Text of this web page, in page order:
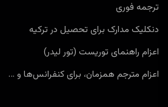
ترجمه فوری
دنکلیک مدارک برای تحصیل در ترکیه
اعزام راهنمای توریست (تور لیدر)
اعزام مترجم همزمان، برای کنفرانس‌ها و …